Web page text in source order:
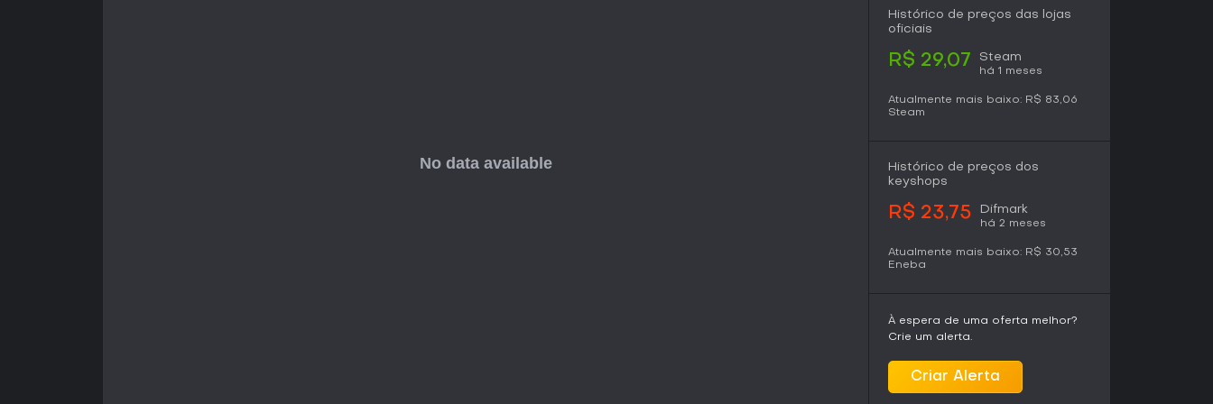
Histórico de preços das lojas
oficiais
R$ 29,07 Steam
há 1 meses
Atualmente mais baixo: R$ 83,06
Steam
Histórico de preços dos
keyshops
R$ 23,75 Difmark
há 2 meses
Atualmente mais baixo: R$ 30,53
Eneba
À espera de uma oferta melhor?
Crie um alerta.
Criar Alerta